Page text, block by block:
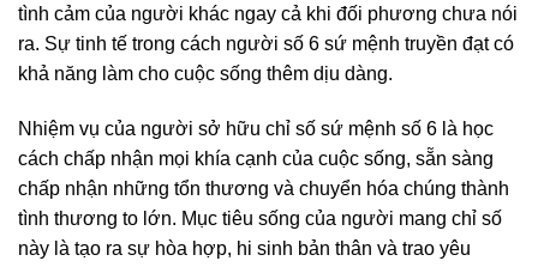
tình cảm của người khác ngay cả khi đối phương chưa nói
ra. Sự tinh tế trong cách người số 6 sứ mệnh truyền đạt có
khả năng làm cho cuộc sống thêm dịu dàng.
Nhiệm vụ của người sở hữu chỉ số sứ mệnh số 6 là học
cách chấp nhận mọi khía cạnh của cuộc sống, sẵn sàng
chấp nhận những tổn thương và chuyển hóa chúng thành
tình thương to lớn. Mục tiêu sống của người mang chỉ số
này là tạo ra sự hòa hợp, hi sinh bản thân và trao yêu